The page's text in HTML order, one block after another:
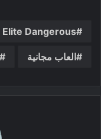
Elite Dangerous
العاب مجانية